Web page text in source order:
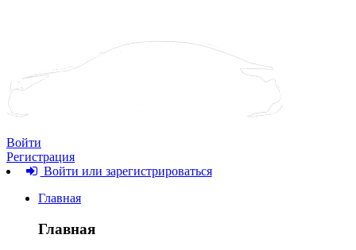
Войти
Регистрация
Войти или зарегистрироваться
Главная
Главная